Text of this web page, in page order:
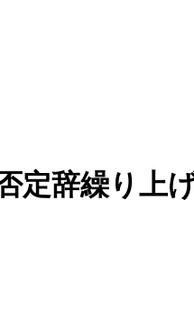
定辞繰り上